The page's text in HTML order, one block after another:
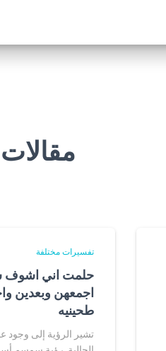
تفسيرات مختلفة
حلمت اني اشوف
اجمعهن وبعدين
طحينيه
تشير الرؤية إلى وجود